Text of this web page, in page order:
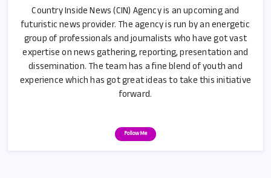
Country Inside News (CIN) Agency is an upcoming and
futuristic news provider. The agency is run by an energetic
group of professionals and journalists who have got vast
expertise on news gathering, reporting, presentation and
dissemination. The team has a fine blend of youth and
experience which has got great ideas to take this initiative
forward.
Follow Me